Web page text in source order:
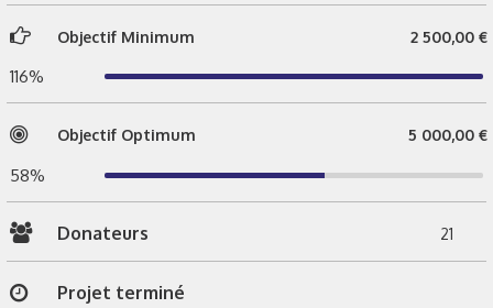
Objectif Minimum 2 500,00 €
116%
Objectif Optimum 5 000,00 €
58%
Donateurs 21
Projet terminé